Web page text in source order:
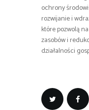
ochrony
rozwijanie i
które pozwolą
zasobów i
działalności